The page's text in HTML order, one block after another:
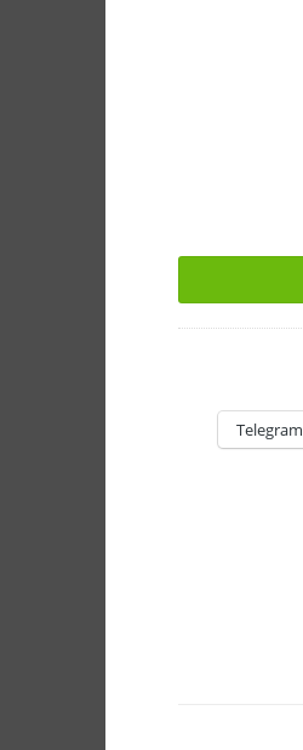
Telegram